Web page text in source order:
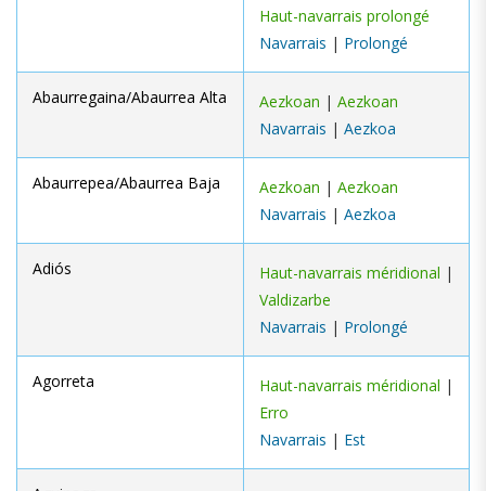
Haut-navarrais prolongé
Navarrais | Prolongé
Abaurregaina/Abaurrea Alta Aezkoan | Aezkoan
Navarrais | Aezkoa
Abaurrepea/Abaurrea Baja Aezkoan | Aezkoan
Navarrais | Aezkoa
Adiós Haut-navarrais méridional |
Valdizarbe
Navarrais | Prolongé
Agorreta Haut-navarrais méridional |
Erro
Navarrais | Est